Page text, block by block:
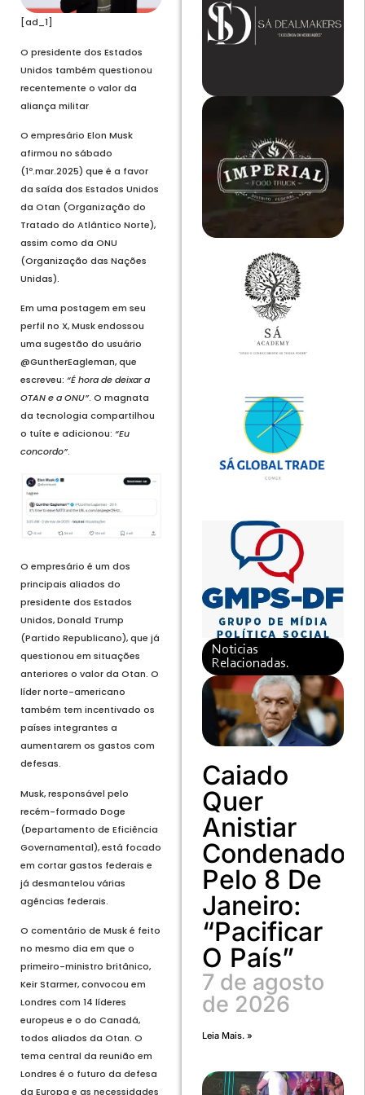
[ad_1]
O presidente dos Estados
Unidos também questionou
recentemente o valor da
aliança militar
O empresário Elon Musk
afirmou no sábado
(1º.mar.2025) que é a favor
da saída dos Estados Unidos
da Otan (Organização do
Tratado do Atlântico Norte),
assim como da ONU
(Organização das Nações
Unidas).
Em uma postagem em seu
perfil no X, Musk endossou
uma sugestão do usuário
@GuntherEagleman, que
escreveu: “É hora de deixar a
OTAN e a ONU”. O magnata
da tecnologia compartilhou
o tuíte e adicionou: “Eu
concordo”.
O empresário é um dos
principais aliados do
presidente dos Estados
Unidos, Donald Trump
(Partido Republicano), que já
questionou em situações
anteriores o valor da Otan. O
líder norte-americano
também tem incentivado os
países integrantes a
aumentarem os gastos com
defesas.
Musk, responsável pelo
recém-formado Doge
(Departamento de Eficiência
Governamental), está focado
em cortar gastos federais e
já desmantelou várias
agências federais.
O comentário de Musk é feito
no mesmo dia em que o
primeiro-ministro britânico,
Keir Starmer, convocou em
Londres com 14 líderes
europeus e o do Canadá,
todos aliados da Otan. O
tema central da reunião em
Londres é o futuro da defesa
da Europa e as necessidades
Noticias
Relacionadas.
Caiado
Quer
Anistiar
Condenados
Pelo 8 De
Janeiro:
“Pacificar
O País”
7 de agosto
de 2026
Leia Mais. »